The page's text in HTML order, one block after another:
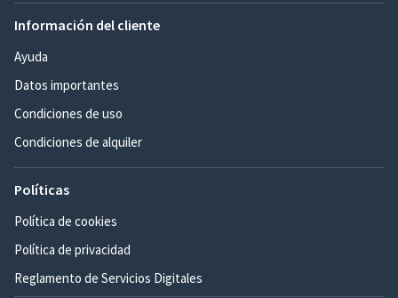
Información del cliente
Ayuda
Datos importantes
Condiciones de uso
Condiciones de alquiler
Políticas
Política de cookies
Política de privacidad
Reglamento de Servicios Digitales